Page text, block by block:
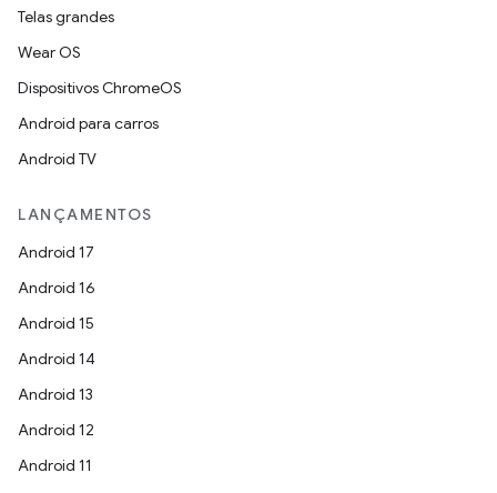
Telas grandes
Wear OS
Dispositivos ChromeOS
Android para carros
Android TV
LANÇAMENTOS
Android 17
Android 16
Android 15
Android 14
Android 13
Android 12
Android 11